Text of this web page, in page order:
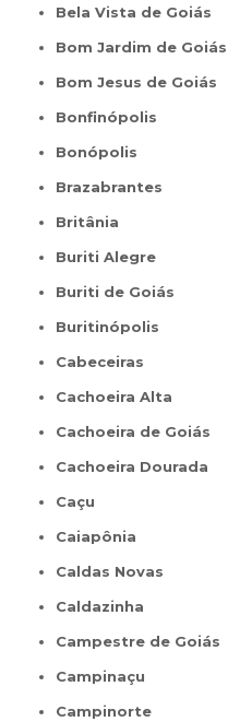
Bela Vista de Goiás
Bom Jardim de Goiás
Bom Jesus de Goiás
Bonfinópolis
Bonópolis
Brazabrantes
Britânia
Buriti Alegre
Buriti de Goiás
Buritinópolis
Cabeceiras
Cachoeira Alta
Cachoeira de Goiás
Cachoeira Dourada
Caçu
Caiapônia
Caldas Novas
Caldazinha
Campestre de Goiás
Campinaçu
Campinorte